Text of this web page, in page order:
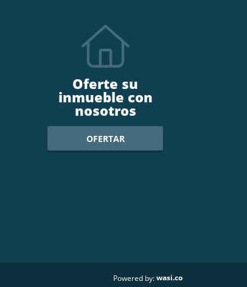
Oferte su
inmueble con
nosotros
OFERTAR
Powered by:wasi.co